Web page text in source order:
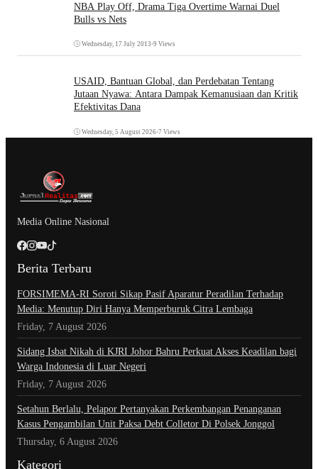
NBA Play Off, Drama Tiga Overtime Warnai Duel
Bulls vs Nets
Wednesday, 17 July 2013 •9 Views
USAID, Bantuan Global, dan Perdebatan Tentang
Jutaan Nyawa: Antara Dampak Kemanusiaan dan Kritik
Efektivitas Dana
Wednesday, 5 August 2026•7 Views
Media Online Nasional
Berita Terbaru
​FORSIMEMA-RI Soroti Sikap Pasif Aparatur Peradilan Terhadap
Media: Menutup Diri Hanya Memperburuk Citra Lembaga
Friday, 7 August 2026
Sidang Isbat Nikah di KJRI Johor Bahru Perkuat Akses Keadilan bagi
Warga Indonesia di Luar Negeri
Friday, 7 August 2026
Setahun Berlalu, Pelapor Pertanyakan Perkembangan Penanganan
Kasus Pengambilan Unit Paksa Debt Colletor Di Polsek Jonggol
Thursday, 6 August 2026
Kategori